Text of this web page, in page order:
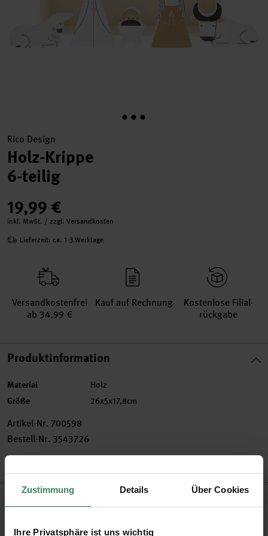
Zustimmung Details Über Cookies
Ihre Privatsphäre ist uns wichtig
Rico Design
Holz-Krippe
6-teilig
19,99 €
inkl. MwSt. / zzgl. Versandkosten
Lieferzeit: ca. 1-3 Werktage
Versand­kosten­frei
ab 34,99 €
Kauf auf Rechnung
Kosten­lose Filial­
rückgabe
Produktinformation
Material Holz
Größe 26x5x17,8cm
Artikel-Nr. 700598
Bestell-Nr. 3543726
Produktbeschreibung
Wunderschöne Holz-Krippe mit den Hauptfiguren der